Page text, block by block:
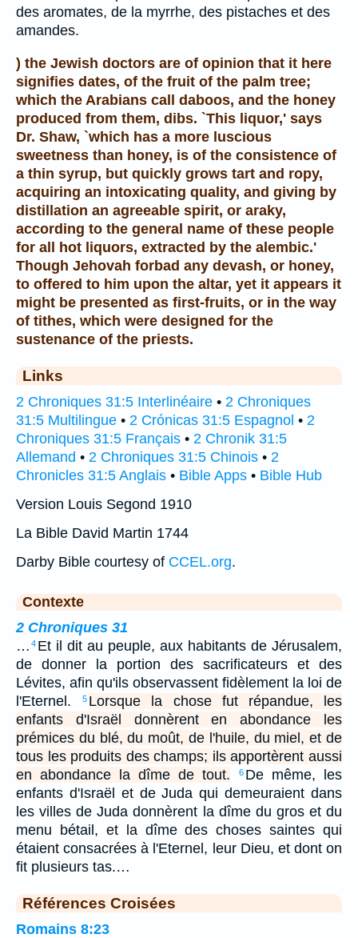
des aromates, de la myrrhe, des pistaches et des
amandes.
) the Jewish doctors are of opinion that it here
signifies dates, of the fruit of the palm tree;
which the Arabians call daboos, and the honey
produced from them, dibs. `This liquor,' says
Dr. Shaw, `which has a more luscious
sweetness than honey, is of the consistence of
a thin syrup, but quickly grows tart and ropy,
acquiring an intoxicating quality, and giving by
distillation an agreeable spirit, or araky,
according to the general name of these people
for all hot liquors, extracted by the alembic.'
Though Jehovah forbad any devash, or honey,
to offered to him upon the altar, yet it appears it
might be presented as first-fruits, or in the way
of tithes, which were designed for the
sustenance of the priests.
Links
2 Chroniques 31:5 Interlinéaire • 2 Chroniques
31:5 Multilingue • 2 Crónicas 31:5 Espagnol • 2
Chroniques 31:5 Français • 2 Chronik 31:5
Allemand • 2 Chroniques 31:5 Chinois • 2
Chronicles 31:5 Anglais • Bible Apps • Bible Hub
Version Louis Segond 1910
La Bible David Martin 1744
Darby Bible courtesy of CCEL.org.
Contexte
2 Chroniques 31
… 4 Et il dit au peuple, aux habitants de Jérusalem,
de donner la portion des sacrificateurs et des
Lévites, afin qu'ils observassent fidèlement la loi de
l'Eternel.
5 Lorsque la chose fut répandue, les
enfants d'Israël donnèrent en abondance les
prémices du blé, du moût, de l'huile, du miel, et de
tous les produits des champs; ils apportèrent aussi
en abondance la dîme de tout.
6 De même, les
enfants d'Israël et de Juda qui demeuraient dans
les villes de Juda donnèrent la dîme du gros et du
menu bétail, et la dîme des choses saintes qui
étaient consacrées à l'Eternel, leur Dieu, et dont on
fit plusieurs tas.…
Références Croisées
Romains 8:23